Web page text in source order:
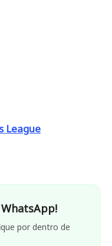
League
por dentro de